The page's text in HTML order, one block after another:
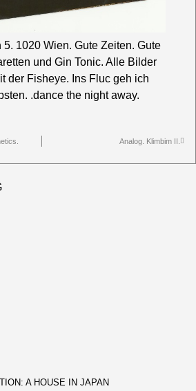
5. 1020 Wien. Gute Zeiten. Gute
und Gin Tonic. Alle Bilder
der Fisheye. Ins Fluc geh ich
.dance the night away.
Analog. Klimbim II.
A HOUSE IN JAPAN